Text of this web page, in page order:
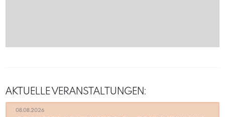
AKTUELLE VERANSTALTUNGEN:
08.08.2026